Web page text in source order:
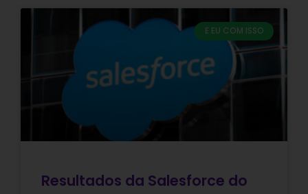
E EU COM ISSO
Resultados da Salesforce do